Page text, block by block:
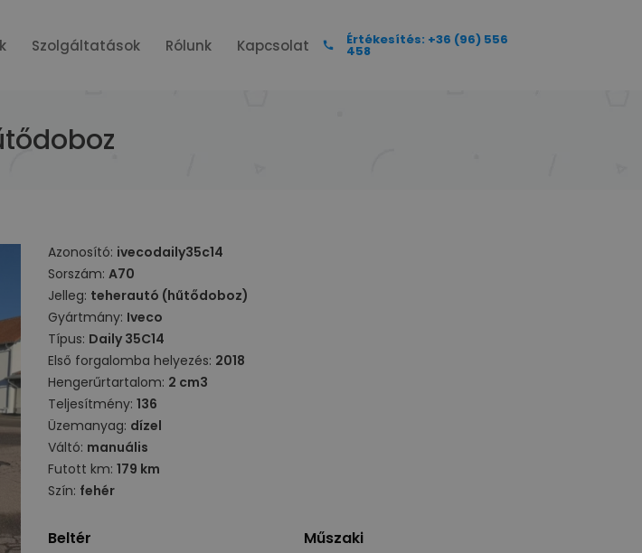
Szolgáltatások Rólunk Kapcsolat Értékesítés: +36 (96) 556
458
Azonosító: ivecodaily35c14
Sorszám: A70
Jelleg: teherautó (hűtődoboz)
Gyártmány: Iveco
Típus: Daily 35C14
Első forgalomba helyezés: 2018
Hengerűrtartalom: 2 cm3
Teljesítmény: 136
Üzemanyag: dízel
Váltó: manuális
Futott km: 179 km
Szín: fehér
Beltér Műszaki